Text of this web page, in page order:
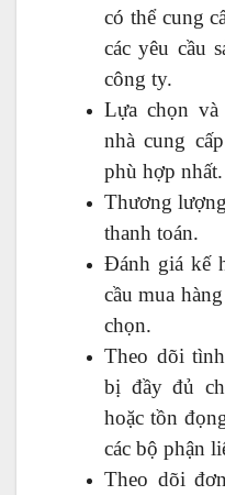
có thể cung
các yêu cầu
công ty.
Lựa chọn và
nhà cung
phù hợp nhất.
Thương
thanh toán.
Đánh giá kế
cầu mua
chọn.
Theo dõi
bị đầy đủ
hoặc tồn
các bộ phận
Theo dõi